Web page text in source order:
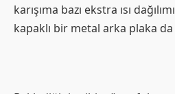
karışıma bazı ekstra ısı
kapaklı bir metal arka plaka da